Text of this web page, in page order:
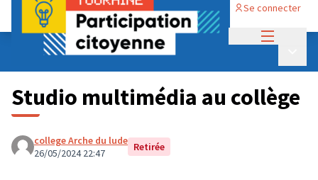
Se connecter
Budget Participatif JEUNESSE 2024
💡 Consulter les projets déposés
Studio multimédia au collège
college Arche du lude
26/05/2024 22:47
Retirée